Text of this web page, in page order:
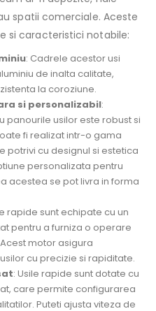
spatii comerciale. Aceste
si caracteristici notabile:
: Cadrele acestor usi
de inalta calitate,
la coroziune.
si personalizabil:
panourile usilor este robust si
fi realizat intr-o gama
potrivi cu designul si estetica
personalizata pentru
acestea se pot livra in forma
rapide sunt echipate cu un
pentru a furniza o operare
motor asigura
cu precizie si rapiditate.
: Usile rapide sunt dotate cu
care permite configurarea
Puteti ajusta viteza de